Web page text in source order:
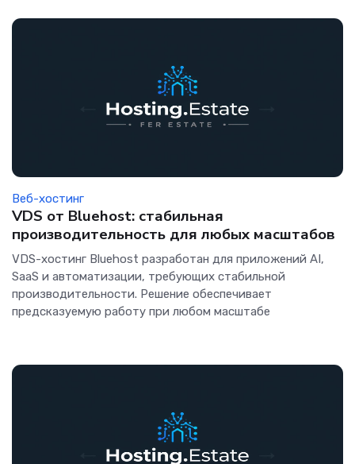
Веб-хостинг
VDS от Bluehost: стабильная
производительность для любых масштабов
VDS-хостинг Bluehost разработан для приложений AI,
SaaS и автоматизации, требующих стабильной
производительности. Решение обеспечивает
предсказуемую работу при любом масштабе